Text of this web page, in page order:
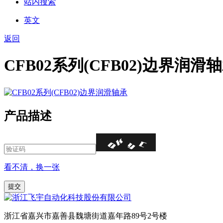
英文
返回
CFB02系列(CFB02)边界润滑
产品描述
看不清，换一张
浙江省嘉兴市嘉善县魏塘街道嘉年路89号2号楼